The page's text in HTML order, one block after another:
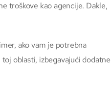
troškove kao agencije. Dakle,
ako vam je potrebna
oblasti, izbegavajući dodatne